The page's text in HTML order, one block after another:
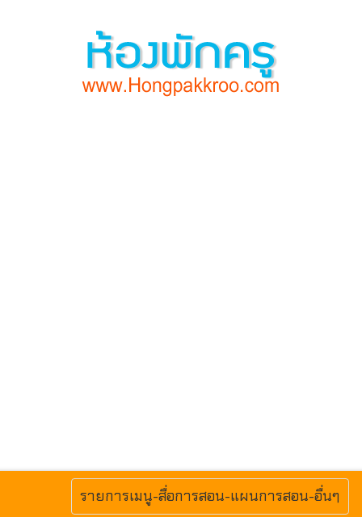
MENU
รายการเมนู-สื่อการสอน-แผนการสอน-อื่นๆ